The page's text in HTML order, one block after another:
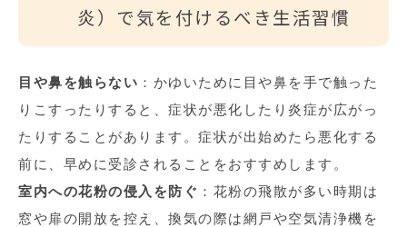
炎）で気を付けるべき生活習慣
目や鼻を触らない ：かゆいために目や鼻を手で触った
りこすったりすると、症状が悪化したり炎症が広がっ
たりすることがあります。症状が出始めたら悪化する
前に、早めに受診されることをおすすめします。
室内への花粉の侵入を防ぐ ：花粉の飛散が多い時期は
窓や扉の開放を控え、換気の際は網戸や空気清浄機を